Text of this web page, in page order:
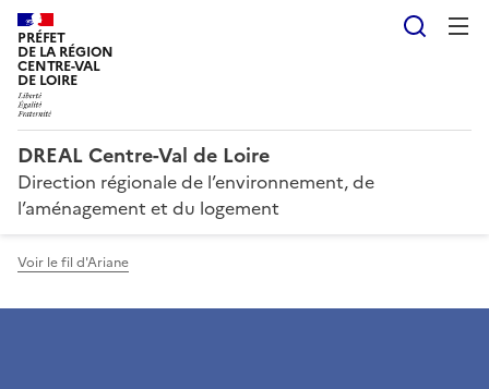
PRÉFET
DE LA RÉGION
CENTRE-VAL
DE LOIRE
DREAL Centre-Val de Loire
Direction régionale de l’environnement, de
l’aménagement et du logement
Voir le fil d'Ariane